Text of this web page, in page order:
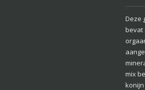
Deze
bevat
mix